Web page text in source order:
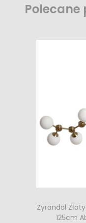
Żyrandol
125cm